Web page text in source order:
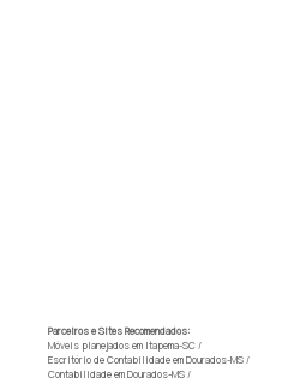
Parceiros e Sites Recomendados:
Móveis planejados em Itapema-SC /
Escritório de Contabilidade em Dourados-MS /
Contabilidade em Dourados-MS /